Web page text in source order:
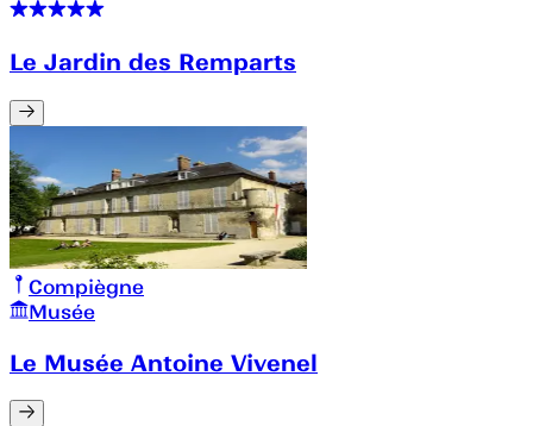
Le Jardin des Remparts
Compiègne
Musée
Le Musée Antoine Vivenel